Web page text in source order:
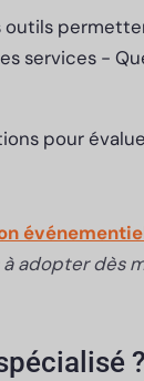
outils
services -
pour
adopter dès
?